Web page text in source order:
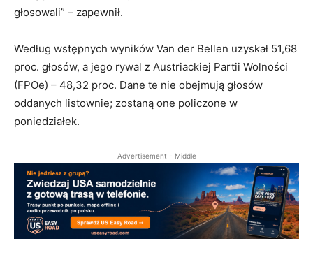
głosowali” – zapewnił.
Według wstępnych wyników Van der Bellen uzyskał 51,68
proc. głosów, a jego rywal z Austriackiej Partii Wolności
(FPOe) – 48,32 proc. Dane te nie obejmują głosów
oddanych listownie; zostaną one policzone w
poniedziałek.
Advertisement - Middle